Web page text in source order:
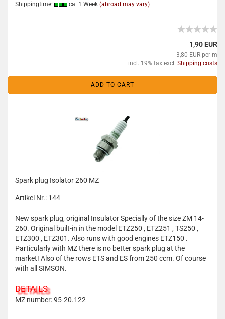
Shippingtime:
ca. 1 Week (abroad may vary)
1,90 EUR
3,80 EUR per m
incl. 19% tax excl. Shipping costs
ADD TO CART
Spark plug Isolator 260 MZ
Artikel Nr.: 144
New spark plug, original Insulator Specially of the size ZM 14-
260. Original built-in in the model ETZ250 , ETZ251 , TS250 ,
ETZ300 , ETZ301. Also runs with good engines ETZ150 .
Particularly with MZ there is no better spark plug at the
market! Also of the rows ETS and ES from 250 ccm. Of course
with all SIMSON.
DETAILS
MZ number: 95-20.122